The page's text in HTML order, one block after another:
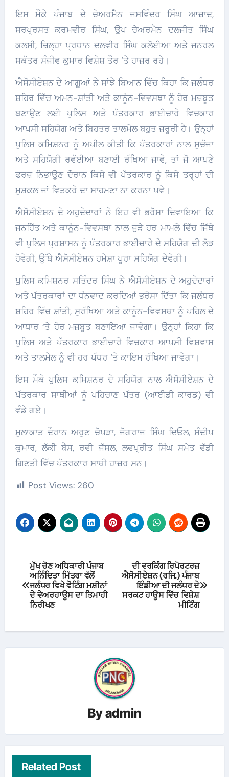
ਇਸ ਮੌਕੇ ਪੰਜਾਬ ਦੇ ਚੇਅਰਮੈਨ ਜਸਵਿੰਦਰ ਸਿੰਘ ਆਜ਼ਾਦ,
ਸਰਪ੍ਰਸਤ ਕਰਮਵੀਰ ਸਿੰਘ, ਉਪ ਚੇਅਰਮੈਨ ਦਲਜੀਤ ਸਿੰਘ
ਕਲਸੀ, ਜ਼ਿਲ੍ਹਾ ਪ੍ਰਧਾਨ ਦਲਵੀਰ ਸਿੰਘ ਕਲੋਈਆ ਅਤੇ ਜਨਰਲ
ਸਕੱਤਰ ਸੰਜੀਵ ਕੁਮਾਰ ਵਿਸ਼ੇਸ਼ ਤੌਰ ‘ਤੇ ਹਾਜ਼ਰ ਰਹੇ।
ਐਸੋਸੀਏਸ਼ਨ ਦੇ ਆਗੂਆਂ ਨੇ ਸਾਂਝੇ ਬਿਆਨ ਵਿੱਚ ਕਿਹਾ ਕਿ ਜਲੰਧਰ
ਸ਼ਹਿਰ ਵਿੱਚ ਅਮਨ-ਸ਼ਾਂਤੀ ਅਤੇ ਕਾਨੂੰਨ-ਵਿਵਸਥਾ ਨੂੰ ਹੋਰ ਮਜ਼ਬੂਤ
ਬਣਾਉਣ ਲਈ ਪੁਲਿਸ ਅਤੇ ਪੱਤਰਕਾਰ ਭਾਈਚਾਰੇ ਵਿਚਕਾਰ
ਆਪਸੀ ਸਹਿਯੋਗ ਅਤੇ ਬਿਹਤਰ ਤਾਲਮੇਲ ਬਹੁਤ ਜ਼ਰੂਰੀ ਹੈ। ਉਨ੍ਹਾਂ
ਪੁਲਿਸ ਕਮਿਸ਼ਨਰ ਨੂੰ ਅਪੀਲ ਕੀਤੀ ਕਿ ਪੱਤਰਕਾਰਾਂ ਨਾਲ ਸੁਚੱਜਾ
ਅਤੇ ਸਹਿਯੋਗੀ ਰਵੱਈਆ ਬਣਾਈ ਰੱਖਿਆ ਜਾਵੇ, ਤਾਂ ਜੋ ਆਪਣੇ
ਫਰਜ਼ ਨਿਭਾਉਣ ਦੌਰਾਨ ਕਿਸੇ ਵੀ ਪੱਤਰਕਾਰ ਨੂੰ ਕਿਸੇ ਤਰ੍ਹਾਂ ਦੀ
ਮੁਸ਼ਕਲ ਜਾਂ ਵਿਤਕਰੇ ਦਾ ਸਾਹਮਣਾ ਨਾ ਕਰਨਾ ਪਵੇ।
ਐਸੋਸੀਏਸ਼ਨ ਦੇ ਅਹੁਦੇਦਾਰਾਂ ਨੇ ਇਹ ਵੀ ਭਰੋਸਾ ਦਿਵਾਇਆ ਕਿ
ਜਨਹਿੱਤ ਅਤੇ ਕਾਨੂੰਨ-ਵਿਵਸਥਾ ਨਾਲ ਜੁੜੇ ਹਰ ਮਾਮਲੇ ਵਿੱਚ ਜਿੱਥੇ
ਵੀ ਪੁਲਿਸ ਪ੍ਰਸ਼ਾਸਨ ਨੂੰ ਪੱਤਰਕਾਰ ਭਾਈਚਾਰੇ ਦੇ ਸਹਿਯੋਗ ਦੀ ਲੋੜ
ਹੋਵੇਗੀ, ਉੱਥੇ ਐਸੋਸੀਏਸ਼ਨ ਹਮੇਸ਼ਾ ਪੂਰਾ ਸਹਿਯੋਗ ਦੇਵੇਗੀ।
ਪੁਲਿਸ ਕਮਿਸ਼ਨਰ ਸਤਿੰਦਰ ਸਿੰਘ ਨੇ ਐਸੋਸੀਏਸ਼ਨ ਦੇ ਅਹੁਦੇਦਾਰਾਂ
ਅਤੇ ਪੱਤਰਕਾਰਾਂ ਦਾ ਧੰਨਵਾਦ ਕਰਦਿਆਂ ਭਰੋਸਾ ਦਿੱਤਾ ਕਿ ਜਲੰਧਰ
ਸ਼ਹਿਰ ਵਿੱਚ ਸ਼ਾਂਤੀ, ਸੁਰੱਖਿਆ ਅਤੇ ਕਾਨੂੰਨ-ਵਿਵਸਥਾ ਨੂੰ ਪਹਿਲ ਦੇ
ਆਧਾਰ ‘ਤੇ ਹੋਰ ਮਜ਼ਬੂਤ ਬਣਾਇਆ ਜਾਵੇਗਾ। ਉਨ੍ਹਾਂ ਕਿਹਾ ਕਿ
ਪੁਲਿਸ ਅਤੇ ਪੱਤਰਕਾਰ ਭਾਈਚਾਰੇ ਵਿਚਕਾਰ ਆਪਸੀ ਵਿਸ਼ਵਾਸ
ਅਤੇ ਤਾਲਮੇਲ ਨੂੰ ਵੀ ਹਰ ਪੱਧਰ ‘ਤੇ ਕਾਇਮ ਰੱਖਿਆ ਜਾਵੇਗਾ।
ਇਸ ਮੌਕੇ ਪੁਲਿਸ ਕਮਿਸ਼ਨਰ ਦੇ ਸਹਿਯੋਗ ਨਾਲ ਐਸੋਸੀਏਸ਼ਨ ਦੇ
ਪੱਤਰਕਾਰ ਸਾਥੀਆਂ ਨੂੰ ਪਹਿਚਾਣ ਪੱਤਰ (ਆਈਡੀ ਕਾਰਡ) ਵੀ
ਵੰਡੇ ਗਏ।
ਮੁਲਾਕਾਤ ਦੌਰਾਨ ਅਰੁਣ ਚੋਪੜਾ, ਜੋਗਰਾਜ ਸਿੰਘ ਦਿਓਲ, ਸੰਦੀਪ
ਕੁਮਾਰ, ਲੱਕੀ ਬੈਸ, ਰਵੀ ਜੱਸਲ, ਲਵਪ੍ਰੀਤ ਸਿੰਘ ਸਮੇਤ ਵੱਡੀ
ਗਿਣਤੀ ਵਿੱਚ ਪੱਤਰਕਾਰ ਸਾਥੀ ਹਾਜ਼ਰ ਸਨ।
Post Views: 260
Post
navigation
ਮੁੱਖ ਚੋਣ ਅਧਿਕਾਰੀ ਪੰਜਾਬ
ਅਨਿੰਦਿਤਾ ਮਿੱਤਰਾ ਵੱਲੋਂ
ਜਲੰਧਰ ਵਿਖੇ ਵੋਟਿੰਗ ਮਸ਼ੀਨਾਂ
ਦੇ ਵੇਅਰਹਾਊਸ ਦਾ ਤਿਮਾਹੀ
ਨਿਰੀਖਣ
ਦੀ ਵਰਕਿੰਗ ਰਿਪੋਰਟਰਜ਼
ਐਸੋਸੀਏਸ਼ਨ (ਰਜਿ.) ਪੰਜਾਬ
ਇੰਡੀਆ ਦੀ ਜਲੰਧਰ ਦੇ
ਸਰਕਟ ਹਾਊਸ ਵਿੱਚ ਵਿਸ਼ੇਸ਼
ਮੀਟਿੰਗ
Byadmin
Related Post